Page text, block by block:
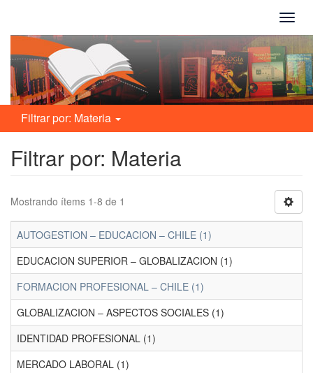
Filtrar por: Materia
Filtrar por: Materia
Mostrando ítems 1-8 de 1
AUTOGESTION – EDUCACION – CHILE (1)
EDUCACION SUPERIOR – GLOBALIZACION (1)
FORMACION PROFESIONAL – CHILE (1)
GLOBALIZACION – ASPECTOS SOCIALES (1)
IDENTIDAD PROFESIONAL (1)
MERCADO LABORAL (1)